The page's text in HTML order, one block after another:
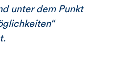
unter dem Punkt